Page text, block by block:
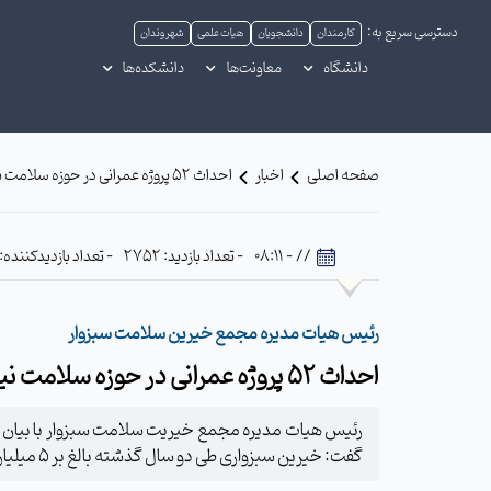
دسترسی سریع به: کارمندان دانشجویان هیات علمی شهروندان
دانشگاه معاونت‌ها دانشکده‌ها
صفحه اصلی اخبار احداث 52 پروژه عمرانی در حوزه سلامت نیازمند کمک خیرین سلامت است
// - 08:11 - تعداد بازدید: 2752 - تعداد بازدیدکننده:
رئیس هیات مدیره مجمع خیرین سلامت سبزوار
احداث 52 پروژه عمرانی در حوزه سلامت نیازمند کمک خیرین سلامت است
گفت: خیرین سبزواری طی دو سال گذشته بالغ‌ بر 5 میلیارد تومان به حوزه سلامت این شهرستان کمک‌ کرده‌اند